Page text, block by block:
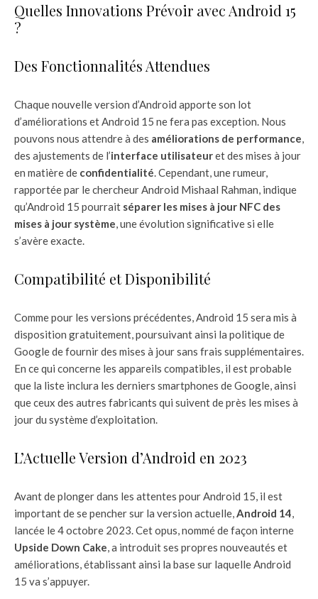
Quelles Innovations Prévoir avec Android 15
?
Des Fonctionnalités Attendues
Chaque nouvelle version d’Android apporte son lot
d’améliorations et Android 15 ne fera pas exception. Nous
pouvons nous attendre à des améliorations de performance,
des ajustements de l’interface utilisateuret des mises à jour
en matière de confidentialité. Cependant, une rumeur,
rapportée par le chercheur Android Mishaal Rahman, indique
qu’Android 15 pourrait séparer les mises à jour NFC des
mises à jour système, une évolution significative si elle
s’avère exacte.
Compatibilité et Disponibilité
Comme pour les versions précédentes, Android 15 sera mis à
disposition gratuitement, poursuivant ainsi la politique de
Google de fournir des mises à jour sans frais supplémentaires.
En ce qui concerne les appareils compatibles, il est probable
que la liste inclura les derniers smartphones de Google, ainsi
que ceux des autres fabricants qui suivent de près les mises à
jour du système d’exploitation.
L’Actuelle Version d’Android en 2023
Avant de plonger dans les attentes pour Android 15, il est
important de se pencher sur la version actuelle,Android 14,
lancée le 4 octobre 2023. Cet opus, nommé de façon interne
Upside Down Cake, a introduit ses propres nouveautés et
améliorations, établissant ainsi la base sur laquelle Android
15 va s’appuyer.